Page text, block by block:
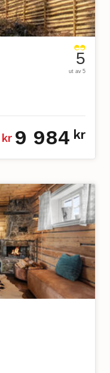
5
ut av 5
kr 9 984 kr